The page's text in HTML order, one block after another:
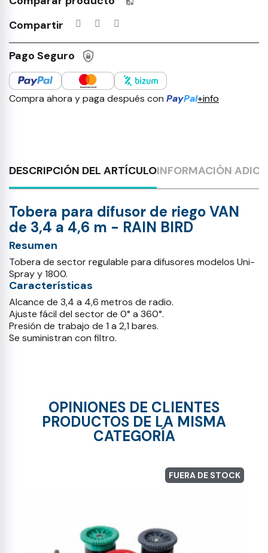
Productos incluidos en tu lista
Compartir
Pago Seguro
Compra ahora y paga después con PayPal+info
DESCRIPCIÓN DEL ARTÍCULOINFORMACIÓN
Tobera para difusor de riego VAN
de 3,4 a 4,6 m - RAIN BIRD
Resumen
Tobera de sector regulable para difusores modelos Uni-
Spray y 1800.
Características
Alcance de 3,4 a 4,6 metros de radio.
Ajuste fácil del sector de 0° a 360°.
Presión de trabajo de 1 a 2,1 bares.
Se suministran con filtro.
OPINIONES DE CLIENTES
PRODUCTOS DE LA MISMA
CATEGORÍA
FUERA DE STOCK